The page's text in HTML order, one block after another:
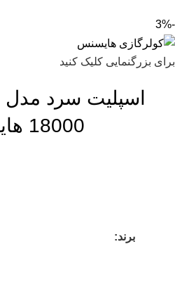
-3%
برای بزرگنمایی کلیک کنید
18000 هایسنس
برند: